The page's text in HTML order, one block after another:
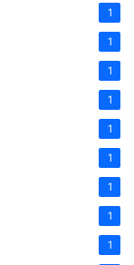
1
1
1
1
1
1
1
1
1